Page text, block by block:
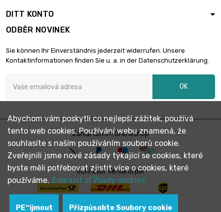
průměr : 0.8mm
Hmotnost : 2 500gr
(2.5kg)
29,90 €
Hmotnost : 5 000gr
průměr : 0.8mm
DITT KONTO
ODBĚR NOVINEK
Sie können Ihr Einverständnis jederzeit widerrufen. Unsere
Kontaktinformationen finden Sie u. a. in der Datenschutzerklärung.
OK
Zahlarten im Onlineshop
Schneller Versand per
Abychom vám poskytli co nejlepší zážitek, používá
tento web cookies. Používání webu znamená, že
souhlasíte s naším používáním souborů cookie.
Zveřejnili jsme nové zásady týkající se cookies, které
byste měli potřebovat zjistit více o cookies, které
používáme. Zobrazit zГЎsady cookies.
PЕ™ijmout Přizpůsobte Soubory cookie